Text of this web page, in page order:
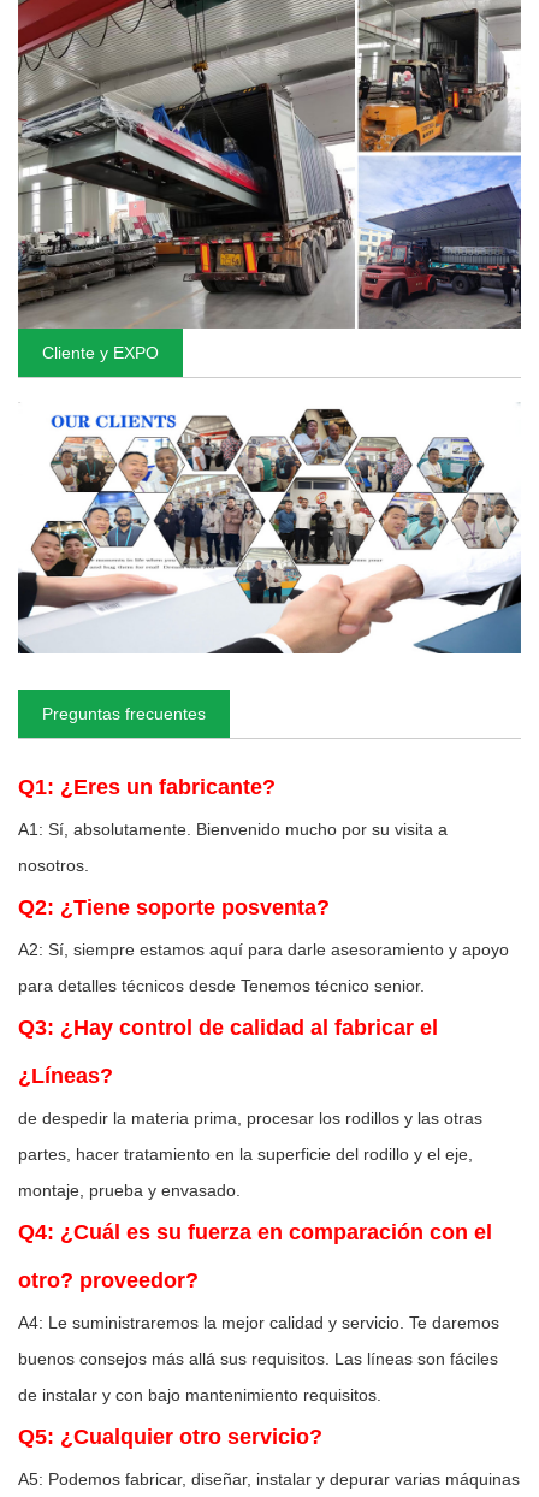
Cliente y EXPO
Preguntas frecuentes
Q1: ¿Eres un fabricante?
A1: Sí, absolutamente. Bienvenido mucho por su visita a
nosotros.
Q2: ¿Tiene soporte posventa?
A2: Sí, siempre estamos aquí para darle asesoramiento y apoyo
para detalles técnicos desde Tenemos técnico senior.
Q3: ¿Hay control de calidad al fabricar el
¿Líneas?
de despedir la materia prima, procesar los rodillos y las otras
partes, hacer tratamiento en la superficie del rodillo y el eje,
montaje, prueba y envasado.
Q4: ¿Cuál es su fuerza en comparación con el
otro? proveedor?
A4: Le suministraremos la mejor calidad y servicio. Te daremos
buenos consejos más allá sus requisitos. Las líneas son fáciles
de instalar y con bajo mantenimiento requisitos.
Q5: ¿Cualquier otro servicio?
A5: Podemos fabricar, diseñar, instalar y depurar varias máquinas